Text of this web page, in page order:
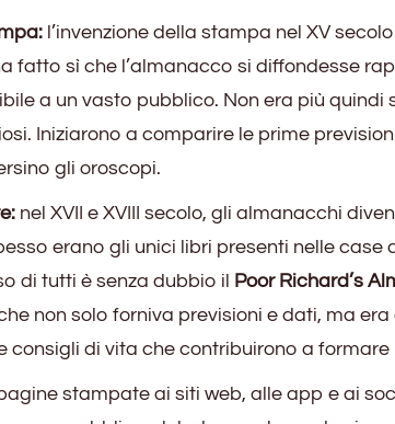
l’invenzione della stampa nel XV
fatto sì che l’almanacco si diffondesse
a un vasto pubblico. Non era più quindi
Iniziarono a comparire le prime
gli oroscopi.
nel XVII e XVIII secolo, gli almanacchi
erano gli unici libri presenti nelle case
di tutti è senza dubbio il Poor Richard’s
non solo forniva previsioni e dati, ma
consigli di vita che contribuirono a formare
stampate ai siti web, alle app e ai